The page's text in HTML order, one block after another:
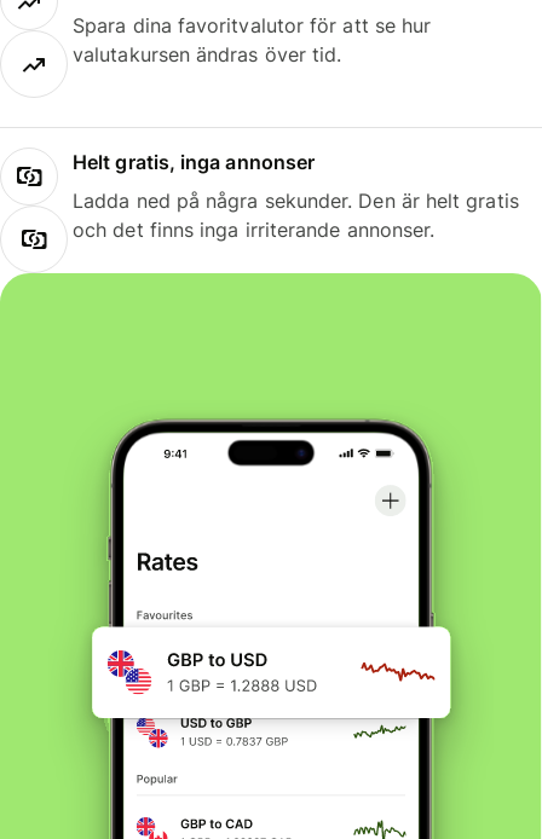
Spara dina favoritvalutor för att se hur
valutakursen ändras över tid.
Helt gratis, inga annonser
Ladda ned på några sekunder. Den är helt gratis
och det finns inga irriterande annonser.